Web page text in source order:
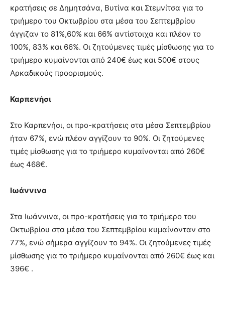
κρατήσεις σε Δημητσάνα, Βυτίνα και Στεμνίτσα για το
τριήμερο του Οκτωβρίου στα μέσα του Σεπτεμβρίου
άγγιζαν το 81%,60% και 66% αντίστοιχα και πλέον το
100%, 83% και 66%. Οι ζητούμενες τιμές μίσθωσης για το
τριήμερο κυμαίνονται από 240€ έως και 500€ στους
Αρκαδικούς προορισμούς.
Καρπενήσι
Στο Καρπενήσι, οι προ-κρατήσεις στα μέσα Σεπτεμβρίου
ήταν 67%, ενώ πλέον αγγίζουν το 90%. Οι ζητούμενες
τιμές μίσθωσης για το τριήμερο κυμαίνονται από 260€
έως 468€.
Ιωάννινα
Στα Ιωάννινα, οι προ-κρατήσεις για το τριήμερο του
Οκτωβρίου στα μέσα του Σεπτεμβρίου κυμαίνονταν στο
77%, ενώ σήμερα αγγίζουν το 94%. Οι ζητούμενες τιμές
μίσθωσης για το τριήμερο κυμαίνονται από 260€ έως και
396€ .